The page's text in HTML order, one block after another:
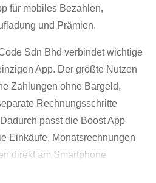
für mobiles Bezahlen,
und Prämien.
Sdn Bhd verbindet wichtige
App. Der größte Nutzen
Zahlungen ohne Bargeld,
Rechnungsschritte
passt die Boost App
Einkäufe, Monatsrechnungen
direkt am Smartphone